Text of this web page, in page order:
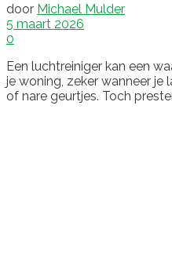
door Michael Mulder
5 maart 2026
0
Een luchtreiniger kan een
je woning, zeker wanneer je
of nare geurtjes. Toch